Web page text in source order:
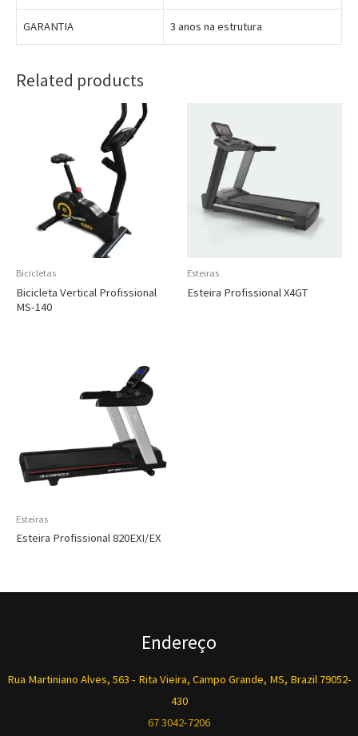
GARANTIA 3 anos na estrutura
Related products
Bicicletas
Bicicleta Vertical Profissional
MS-140
Esteiras
Esteira Profissional X4GT
Esteiras
Esteira Profissional 820EXI/EX
Endereço
Rua Martiniano Alves, 563 - Rita Vieira, Campo Grande, MS, Brazil 79052-
430
67 3042-7206